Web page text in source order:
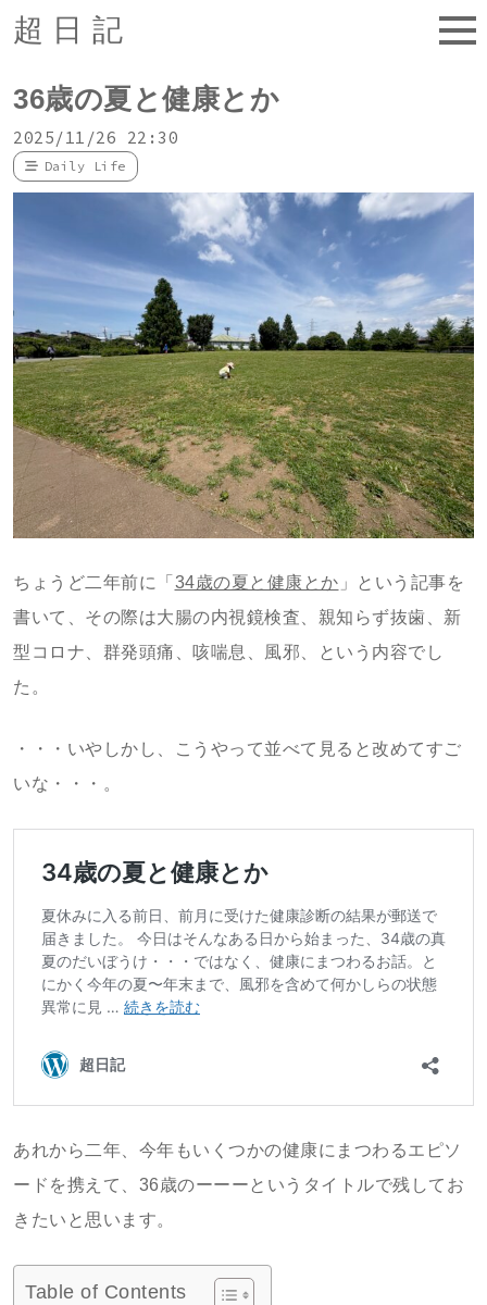
超日記
36歳の夏と健康とか
2025/11/26 22:30
Daily Life
ちょうど二年前に「 34歳の夏と健康とか 」という記事を
書いて、その際は大腸の内視鏡検査、親知らず抜歯、新
型コロナ、群発頭痛、咳喘息、風邪、という内容でし
た。
・・・いやしかし、こうやって並べて見ると改めてすご
いな・・・。
あれから二年、今年もいくつかの健康にまつわるエピソ
ードを携えて、36歳のーーーというタイトルで残してお
きたいと思います。
Table of Contents